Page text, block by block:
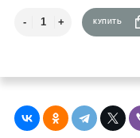
КУПИТЬ